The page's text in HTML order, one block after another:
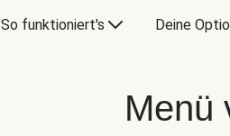
So funktioniert's Deine
Menü